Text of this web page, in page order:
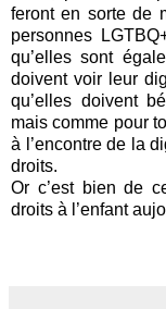
feront en sorte de
personnes
qu’elles sont
doivent voir leur
qu’elles doivent
mais comme pour
à l’encontre de la
droits.
Or c’est bien de
droits à l’enfant